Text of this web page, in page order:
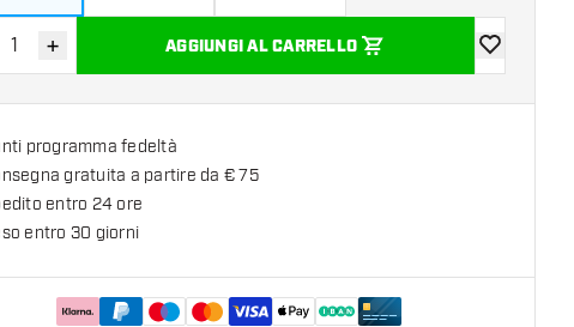
quantità
Aumenta quantità
+ AGGIUNGI AL CARRELLO
aggiungi
programma fedeltà
gratuita a partire da € 75
entro 24 ore
entro 30 giorni